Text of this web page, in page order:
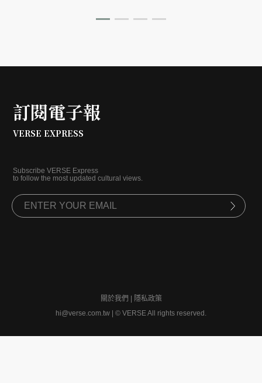
訂閱電子報
VERSE EXPRESS
Subscribe VERSE Express
to follow the most updated cultural views.
關於我們
隱私政策
hi@verse.com.tw
© VERSE All rights reserved.